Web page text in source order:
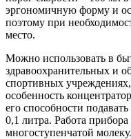
эргономичную форму и
поэтому при
место.
Можно использовать в
здравоохранительных и
спортивных
особенность
его способности
0,1 литра. Работа
многоступенчатой